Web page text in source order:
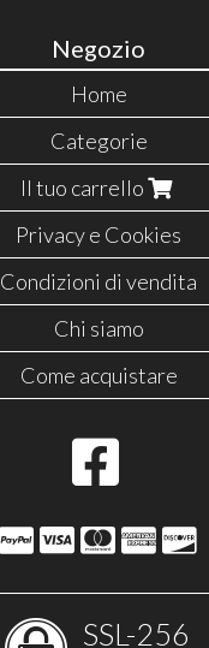
Negozio
Home
Categorie
Il tuo carrello
Privacy e Cookies
Condizioni di vendita
Chi siamo
Come acquistare
SSL-256